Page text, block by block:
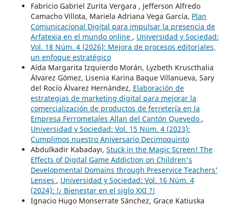
Fabricio Gabriel Zurita Vergara , Jefferson Alfredo
Camacho Villota, Mariela Adriana Vega García, Plan
Comunicacional Digital para impulsar la presencia de
Arfatexia en el mundo online , Universidad y Sociedad:
Vol. 18 Núm. 4 (2026): Mejora de procesos editoriales,
un enfoque estratégico
Aída Margarita Izquierdo Morán, Lyzbeth Kruscthalia
Álvarez Gómez, Lisenia Karina Baque Villanueva, Sary
del Rocío Álvarez Hernández, Elaboración de
estrategias de marketing digital para mejorar la
comercialización de productos de ferretería en la
Empresa Ferrometales Allan del Cantón Quevedo ,
Universidad y Sociedad: Vol. 15 Núm. 4 (2023):
Cumplimos nuestro Aniversario Decimoquinto
Abdulkadir Kabadayı, Stuck in the Magic Screen! The
Effects of Digital Game Addiction on Children's
Developmental Domains through Preservice Teachers'
Lenses , Universidad y Sociedad: Vol. 16 Núm. 4
(2024): !¿ Bienestar en el siglo XXI ?!
Ignacio Hugo Monserrate Sánchez, Grace Katiuska